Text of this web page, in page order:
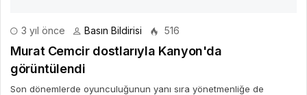
3 yıl önce Basın Bildirisi 516
Murat Cemcir dostlarıyla Kanyon'da
görüntülendi
Son dönemlerde oyunculuğunun yanı sıra yönetmenliğe de